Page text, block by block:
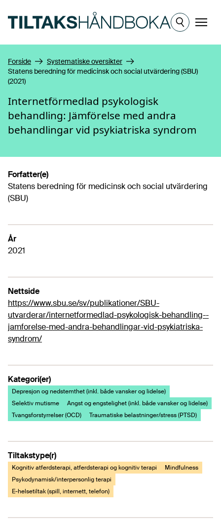
Meny
Forside
Systematiske oversikter
Statens beredning för medicinsk och social utvärdering (SBU)
(2021)
Internetförmedlad psykologisk
behandling: Jämförelse med andra
behandlingar vid psykiatriska syndrom
Forfatter(e)
Statens beredning för medicinsk och social utvärdering
(SBU)
År
2021
Nettside
https://www.sbu.se/sv/publikationer/SBU-
utvarderar/internetformedlad-psykologisk-behandling--
jamforelse-med-andra-behandlingar-vid-psykiatriska-
syndrom/
Kategori(er)
Depresjon og nedstemthet (inkl. både vansker og lidelse)
Selektiv mutisme
Angst og engstelighet (inkl. både vansker og lidelse)
Tvangsforstyrrelser (OCD)
Traumatiske belastninger/stress (PTSD)
Tiltakstype(r)
Kognitiv atferdsterapi, atferdsterapi og kognitiv terapi
Mindfulness
Psykodynamisk/interpersonlig terapi
E-helsetiltak (spill, internett, telefon)